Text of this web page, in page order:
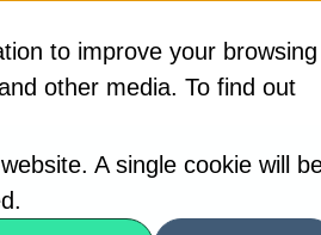
to improve your browsing
other media. To find out
A single cookie will